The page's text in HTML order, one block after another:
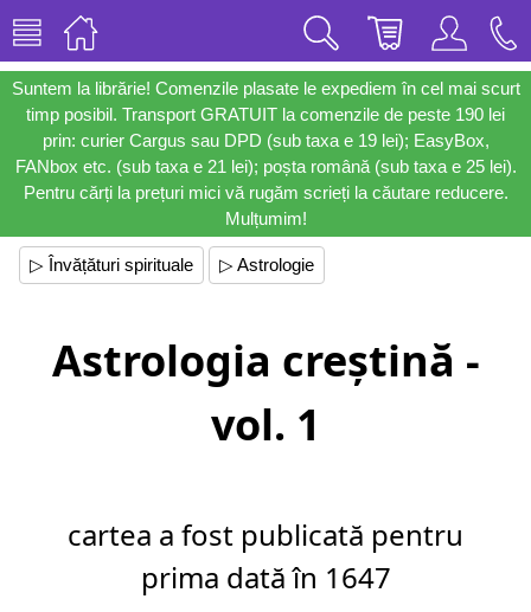
Suntem la librărie! Comenzile plasate le expediem în cel mai scurt
timp posibil. Transport GRATUIT la comenzile de peste 190 lei
prin: curier Cargus sau DPD (sub taxa e 19 lei); EasyBox,
FANbox etc. (sub taxa e 21 lei); poșta română (sub taxa e 25 lei).
Pentru cărți la prețuri mici vă rugăm scrieți la căutare reducere.
Mulțumim!
▷ Învățături spirituale ▷ Astrologie
Astrologia creștină -
vol. 1
cartea a fost publicată pentru
prima dată în 1647